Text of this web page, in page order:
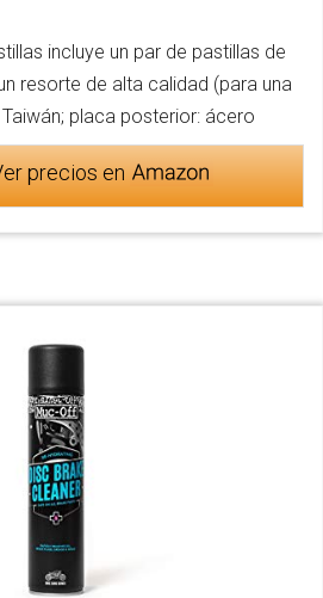
incluye un par de pastillas de
resorte de alta calidad (para una
placa posterior: ácero
precios en